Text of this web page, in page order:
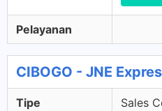
Pelayanan
CIBOGO - JNE
Tipe Sales